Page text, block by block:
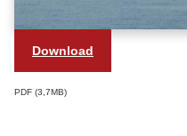
Download
PDF 3,7MB